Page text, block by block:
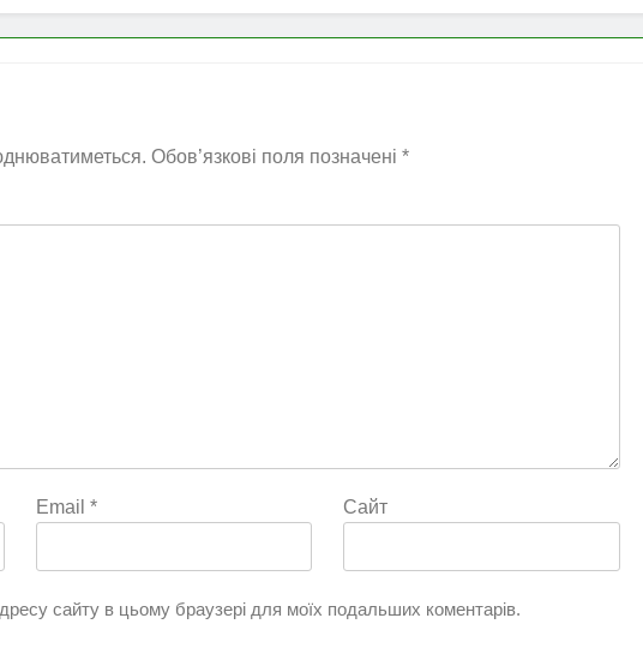
Обов’язкові поля позначені *
Email * Сайт
сайту в цьому браузері для моїх подальших коментарів.